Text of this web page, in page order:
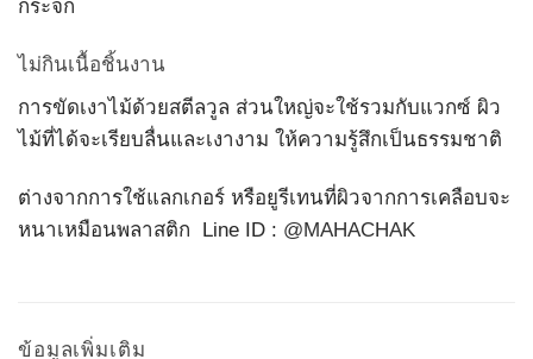
กระจก
ไม่กินเนื้อชิ้นงาน
การขัดเงาไม้ด้วยสตีลวูล ส่วนใหญ่จะใช้รวมกับแวกซ์ ผิว
ไม้ที่ได้จะเรียบลื่นและเงางาม ให้ความรู้สึกเป็นธรรมชาติ
ต่างจากการใช้แลกเกอร์ หรือยูรีเทนที่ผิวจากการเคลือบจะ
หนาเหมือนพลาสติก Line ID : @MAHACHAK
ข้อมูลเพิ่มเติม